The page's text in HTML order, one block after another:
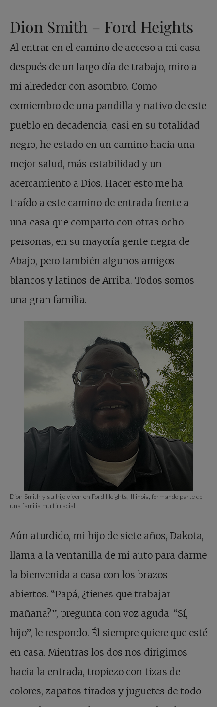
Dion Smith – Ford Heights
Al entrar en el camino de acceso a mi casa
después de un largo día de trabajo, miro a
mi alrededor con asombro. Como
exmiembro de una pandilla y nativo de este
pueblo en decadencia, casi en su totalidad
negro, he estado en un camino hacia una
mejor salud, más estabilidad y un
acercamiento a Dios. Hacer esto me ha
traído a este camino de entrada frente a
una casa que comparto con otras ocho
personas, en su mayoría gente negra de
Abajo, pero también algunos amigos
blancos y latinos de Arriba. Todos somos
una gran familia.
Dion Smith y su hijo viven en Ford Heights, Illinois, formando parte de
una familia multirracial.
Aún aturdido, mi hijo de siete años, Dakota,
llama a la ventanilla de mi auto para darme
la bienvenida a casa con los brazos
abiertos. “Papá, ¿tienes que trabajar
mañana?”, pregunta con voz aguda. “Sí,
hijo”, le respondo. Él siempre quiere que esté
en casa. Mientras los dos nos dirigimos
hacia la entrada, tropiezo con tizas de
colores, zapatos tirados y juguetes de todo